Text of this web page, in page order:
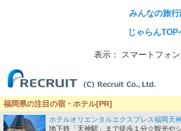
みんなの旅
じゃらんTOP
表示： スマートフォ
福岡県の注目の宿・ホテル[PR]
ホテルオリエンタルエクスプレス福岡天
地下鉄「天神駅」まで徒歩１分☆観光や